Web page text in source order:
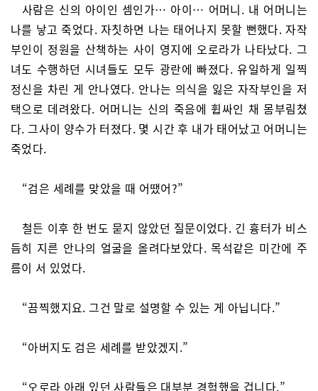
사람은 신의 아이인 셈인가… 아이… 어머니. 내 어머니는
나를 낳고 죽었다. 자칫하면 나는 태어나지 못할 뻔했다. 자작
부인이 정원을 산책하는 사이 영지에 오로라가 나타났다. 그
녀도 수행하던 시녀들도 모두 광란에 빠졌다. 유일하게 일찍
정신을 차린 게 안나였다. 안나는 의식을 잃은 자작부인을 저
택으로 데려왔다. 어머니는 신의 죽음에 휩싸인 채 몸부림쳤
다. 그사이 양수가 터졌다. 몇 시간 후 내가 태어났고 어머니는
죽었다.
“검은 세례를 맞았을 때 어땠어?”
철든 이후 한 번도 묻지 않았던 질문이었다. 긴 흉터가 비스
듬히 지른 안나의 얼굴을 올려다보았다. 목석같은 미간에 주
름이 서 있었다.
“끔찍했지요. 그건 말로 설명할 수 있는 게 아닙니다.”
“아버지도 검은 세례를 받았겠지.”
“오로라 아래 있던 사람들은 대부분 경험했을 겁니다.”